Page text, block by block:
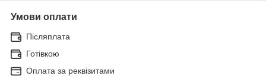
Умови оплати
Післяплата
Готівкою
Оплата за реквізитами